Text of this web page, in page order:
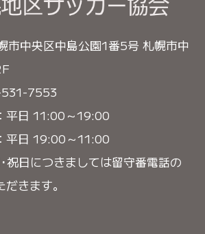
中央区中島公園1番5号 札幌市中
7553
平日 11:00～19:00
平日 19:00～11:00
日につきましては留守番電話の
きます。